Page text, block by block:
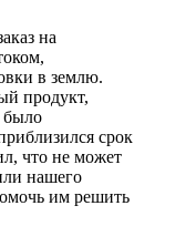
на
в землю.
продукт,
было
срок
что не может
нашего
им решить